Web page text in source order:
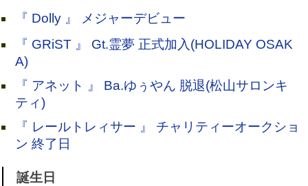
『 Dolly 』 メジャーデビュー
『 GRiST 』 Gt.霊夢 正式加入(HOLIDAY OSAK
A)
『 アネット 』 Ba.ゆぅやん 脱退(松山サロンキ
ティ)
『 レールトレィサー 』 チャリティーオークショ
ン 終了日
誕生日